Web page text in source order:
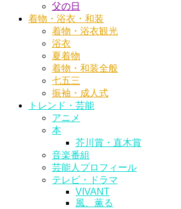
父の日
着物・浴衣・和装
着物・浴衣観光
浴衣
夏着物
着物・和装全般
七五三
振袖・成人式
トレンド・芸能
アニメ
本
芥川賞・直木賞
音楽番組
芸能人プロフィール
テレビ・ドラマ
VIVANT
風、薫る